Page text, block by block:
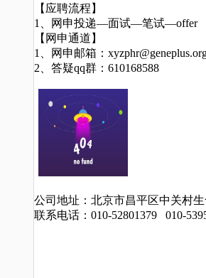
【应聘流程】
1、网申投递—面试—笔试—offer
【网申通道】
1、网申邮箱：
2、答疑qq群：610168588
公司地址：北京市昌平区中关村
联系电话： 010-52801379 010-